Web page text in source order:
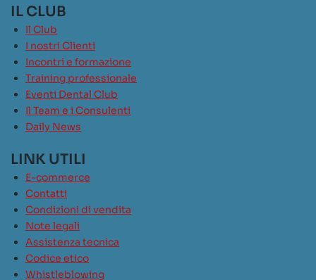
IL CLUB
Il Club
I nostri Clienti
Incontri e formazione
Training professionale
Eventi Dental Club
Il Team e i Consulenti
Daily News
LINK UTILI
E-commerce
Contatti
Condizioni di vendita
Note legali
Assistenza tecnica
Codice etico
Whistleblowing